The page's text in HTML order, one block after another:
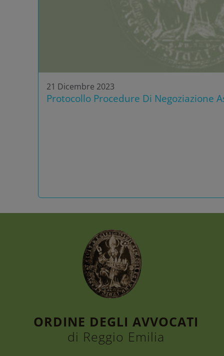
21 Dicembre 2023
Protocollo Procedure Di Negoziazione
ORDINE DEGLI AVVOCATI
di Reggio Emilia